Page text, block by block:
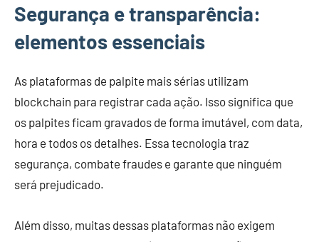
Segurança e transparência:
elementos essenciais
As plataformas de palpite mais sérias utilizam
blockchain para registrar cada ação. Isso significa que
os palpites ficam gravados de forma imutável, com data,
hora e todos os detalhes. Essa tecnologia traz
segurança, combate fraudes e garante que ninguém
será prejudicado.
Além disso, muitas dessas plataformas não exigem